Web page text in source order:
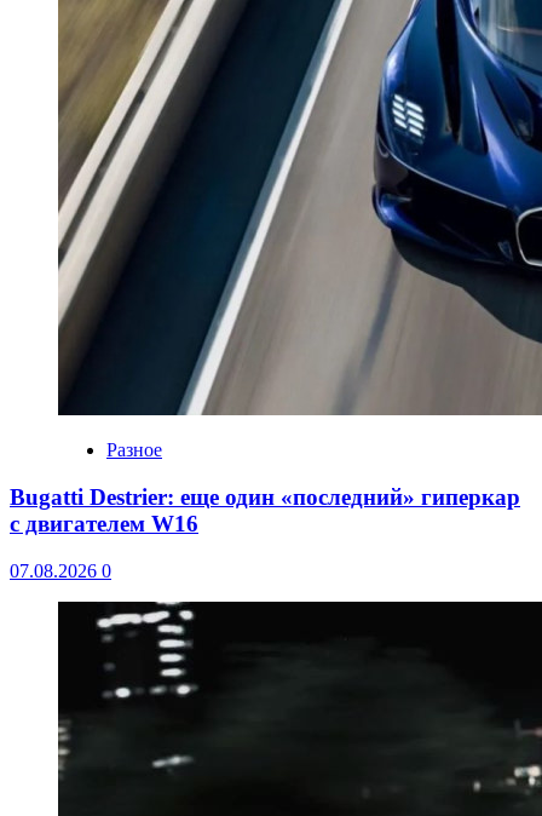
Разное
Bugatti Destrier: еще один «последний» гиперкар
с двигателем W16
07.08.2026 0